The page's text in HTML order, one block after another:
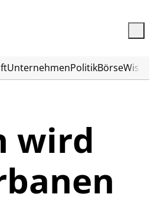
UnternehmenPolitikBörse
wird